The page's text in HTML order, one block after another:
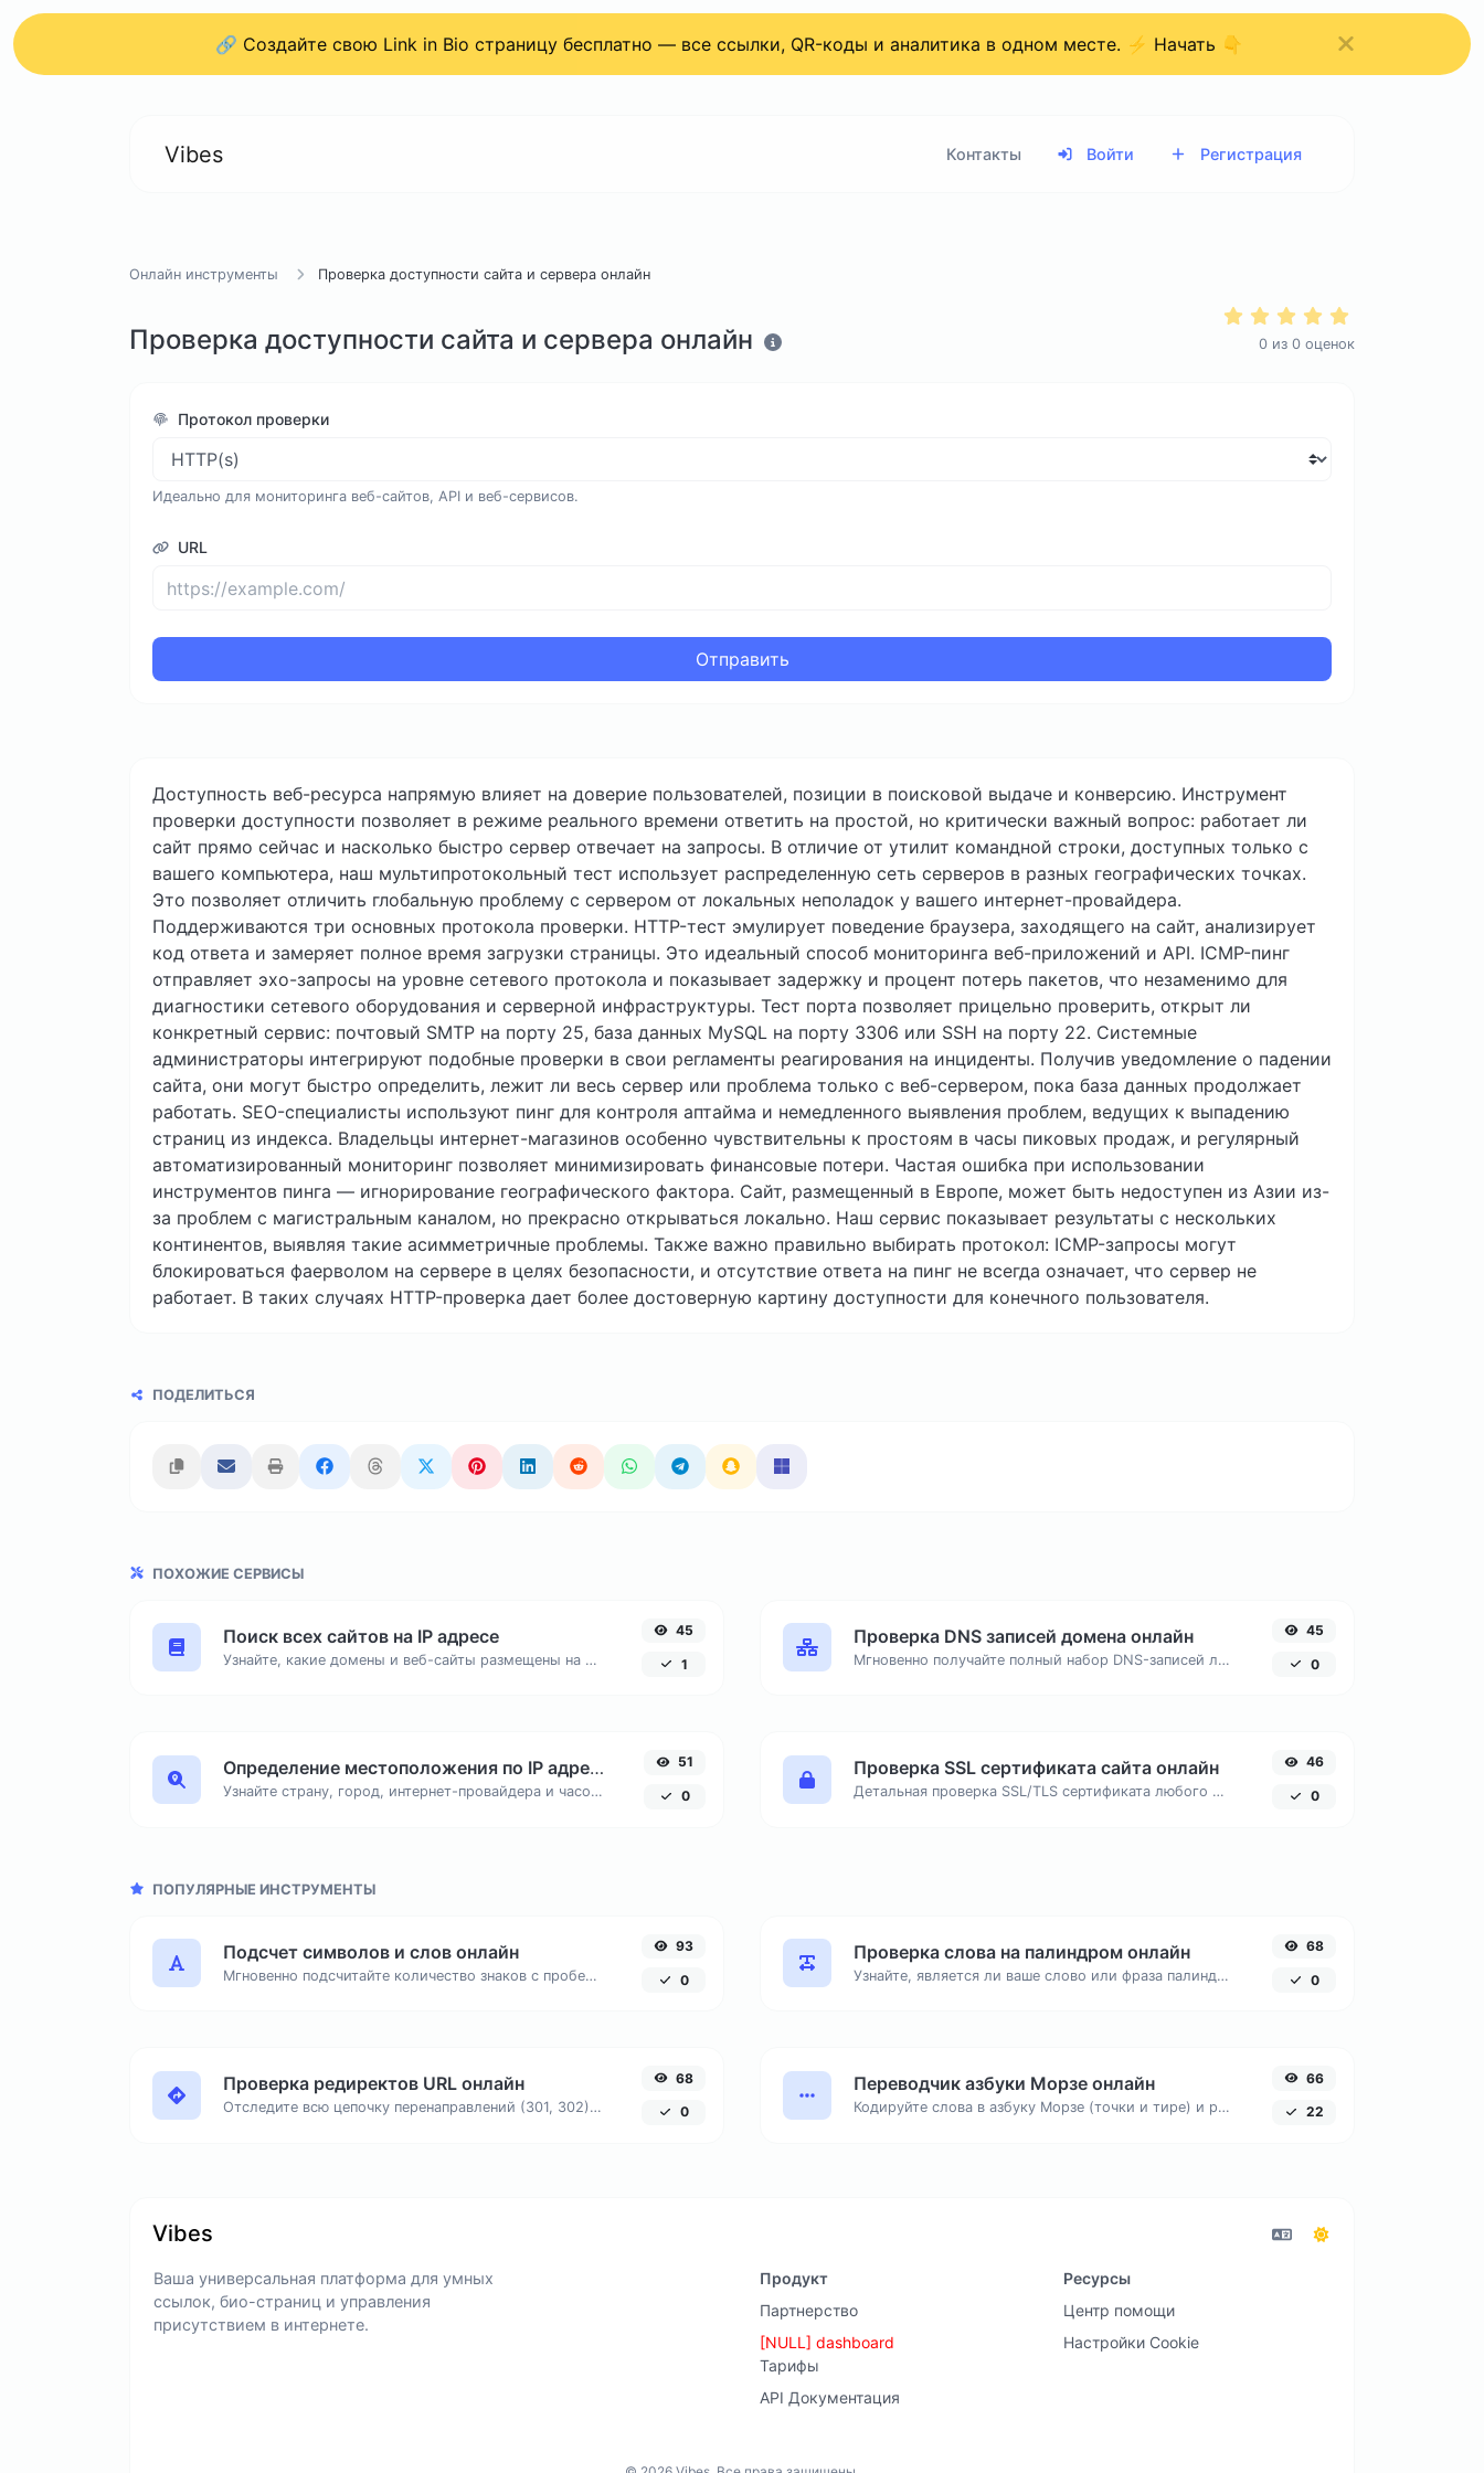
🔗 Создайте свою Link in Bio страницу бесплатно — все ссылки, QR-коды и аналитика в одном месте. ⚡ Начать 👇
Vibes Контакты Войти Регистрация
Онлайн инструменты Проверка доступности сайта и сервера онлайн
Проверка доступности сайта и сервера онлайн 0 из 0 оценок
Протокол проверки
Идеально для мониторинга веб-сайтов, API и веб-сервисов.
URL
Отправить
Доступность веб-ресурса напрямую влияет на доверие пользователей, позиции в поисковой выдаче и конверсию. Инструмент
проверки доступности позволяет в режиме реального времени ответить на простой, но критически важный вопрос: работает ли
сайт прямо сейчас и насколько быстро сервер отвечает на запросы. В отличие от утилит командной строки, доступных только с
вашего компьютера, наш мультипротокольный тест использует распределенную сеть серверов в разных географических точках.
Это позволяет отличить глобальную проблему с сервером от локальных неполадок у вашего интернет-провайдера.
Поддерживаются три основных протокола проверки. HTTP-тест эмулирует поведение браузера, заходящего на сайт, анализирует
код ответа и замеряет полное время загрузки страницы. Это идеальный способ мониторинга веб-приложений и API. ICMP-пинг
отправляет эхо-запросы на уровне сетевого протокола и показывает задержку и процент потерь пакетов, что незаменимо для
диагностики сетевого оборудования и серверной инфраструктуры. Тест порта позволяет прицельно проверить, открыт ли
конкретный сервис: почтовый SMTP на порту 25, база данных MySQL на порту 3306 или SSH на порту 22. Системные
администраторы интегрируют подобные проверки в свои регламенты реагирования на инциденты. Получив уведомление о падении
сайта, они могут быстро определить, лежит ли весь сервер или проблема только с веб-сервером, пока база данных продолжает
работать. SEO-специалисты используют пинг для контроля аптайма и немедленного выявления проблем, ведущих к выпадению
страниц из индекса. Владельцы интернет-магазинов особенно чувствительны к простоям в часы пиковых продаж, и регулярный
автоматизированный мониторинг позволяет минимизировать финансовые потери. Частая ошибка при использовании
инструментов пинга — игнорирование географического фактора. Сайт, размещенный в Европе, может быть недоступен из Азии из-
за проблем с магистральным каналом, но прекрасно открываться локально. Наш сервис показывает результаты с нескольких
континентов, выявляя такие асимметричные проблемы. Также важно правильно выбирать протокол: ICMP-запросы могут
блокироваться фаерволом на сервере в целях безопасности, и отсутствие ответа на пинг не всегда означает, что сервер не
работает. В таких случаях HTTP-проверка дает более достоверную картину доступности для конечного пользователя.
ПОДЕЛИТЬСЯ
ПОХОЖИЕ СЕРВИСЫ
Поиск всех сайтов на IP адресе
Узнайте, какие домены и веб-сайты размещены на одном IP-адресе. Полезный инструмент для анализа хостинга и проверки соседних ресурсов.
45
1
Проверка DNS записей домена онлайн
Мгновенно получайте полный набор DNS-записей любого сайта: A, AAAA, MX, CNAME, TXT, NS и SOA. Диагностируйте проблемы с делегированием и почтой.
45
0
Определение местоположения по IP адресу
Узнайте страну, город, интернет-провайдера и часовой пояс любого IP-адреса онлайн. Бесплатный инструмент для точной геолокации по IP.
51
0
Проверка SSL сертификата сайта онлайн
Детальная проверка SSL/TLS сертификата любого домена: срок действия, эмитент, тип шифрования и цепочка доверия. Узнайте, надежно ли защищен сайт.
46
0
ПОПУЛЯРНЫЕ ИНСТРУМЕНТЫ
Подсчет символов и слов онлайн
Мгновенно подсчитайте количество знаков с пробелами и без, число слов и строк в вашем тексте для SEO и копирайтинга.
93
0
Проверка слова на палиндром онлайн
Узнайте, является ли ваше слово или фраза палиндромом — перевертышем, читающимся одинаково в обе стороны.
68
0
Проверка редиректов URL онлайн
Отследите всю цепочку перенаправлений (301, 302) до конечного URL. Незаменимый инструмент для SEO-аудита.
68
0
Переводчик азбуки Морзе онлайн
Кодируйте слова в азбуку Морзе (точки и тире) и расшифровывайте сигналы обратно в читаемый текст.
66
22
Vibes
Ваша универсальная платформа для умных
ссылок, био-страниц и управления
присутствием в интернете.
Продукт
Партнерство
[NULL] dashboard
Тарифы
API Документация
Ресурсы
Центр помощи
Настройки Cookie